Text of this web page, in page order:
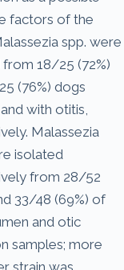
factors of the
spp. were
18/25 (72%)
(76%) dogs
with otitis,
Malassezia
isolated
from 28/52
33/48 (69%) of
and otic
samples; more
strain was